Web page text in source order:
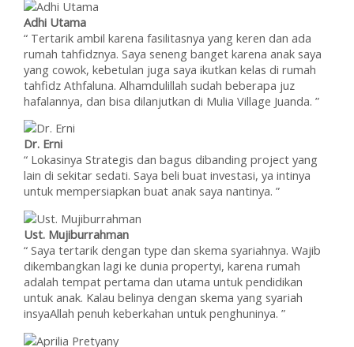
Adhi Utama
“ Tertarik ambil karena fasilitasnya yang keren dan ada
rumah tahfidznya. Saya seneng banget karena anak saya
yang cowok, kebetulan juga saya ikutkan kelas di rumah
tahfidz Athfaluna. Alhamdulillah sudah beberapa juz
hafalannya, dan bisa dilanjutkan di Mulia Village Juanda. ”
Dr. Erni
“ Lokasinya Strategis dan bagus dibanding project yang
lain di sekitar sedati. Saya beli buat investasi, ya intinya
untuk mempersiapkan buat anak saya nantinya. ”
Ust. Mujiburrahman
“ Saya tertarik dengan type dan skema syariahnya. Wajib
dikembangkan lagi ke dunia propertyi, karena rumah
adalah tempat pertama dan utama untuk pendidikan
untuk anak. Kalau belinya dengan skema yang syariah
insyaAllah penuh keberkahan untuk penghuninya. ”